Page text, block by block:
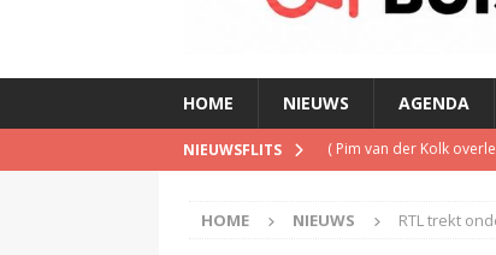
HOME NIEUWS AGENDA
NIEUWSFLITS ( Pim van der Kolk
(Is de opgelegde
HOME NIEUWS RTL trekt